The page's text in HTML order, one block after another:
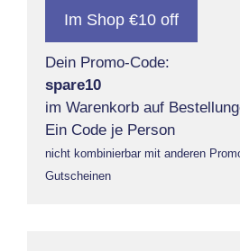
Im Shop €10 off
Dein Promo-Code:
spare10
im Warenkorb auf
Ein Code je Person
nicht kombinierbar mit anderen
Gutscheinen